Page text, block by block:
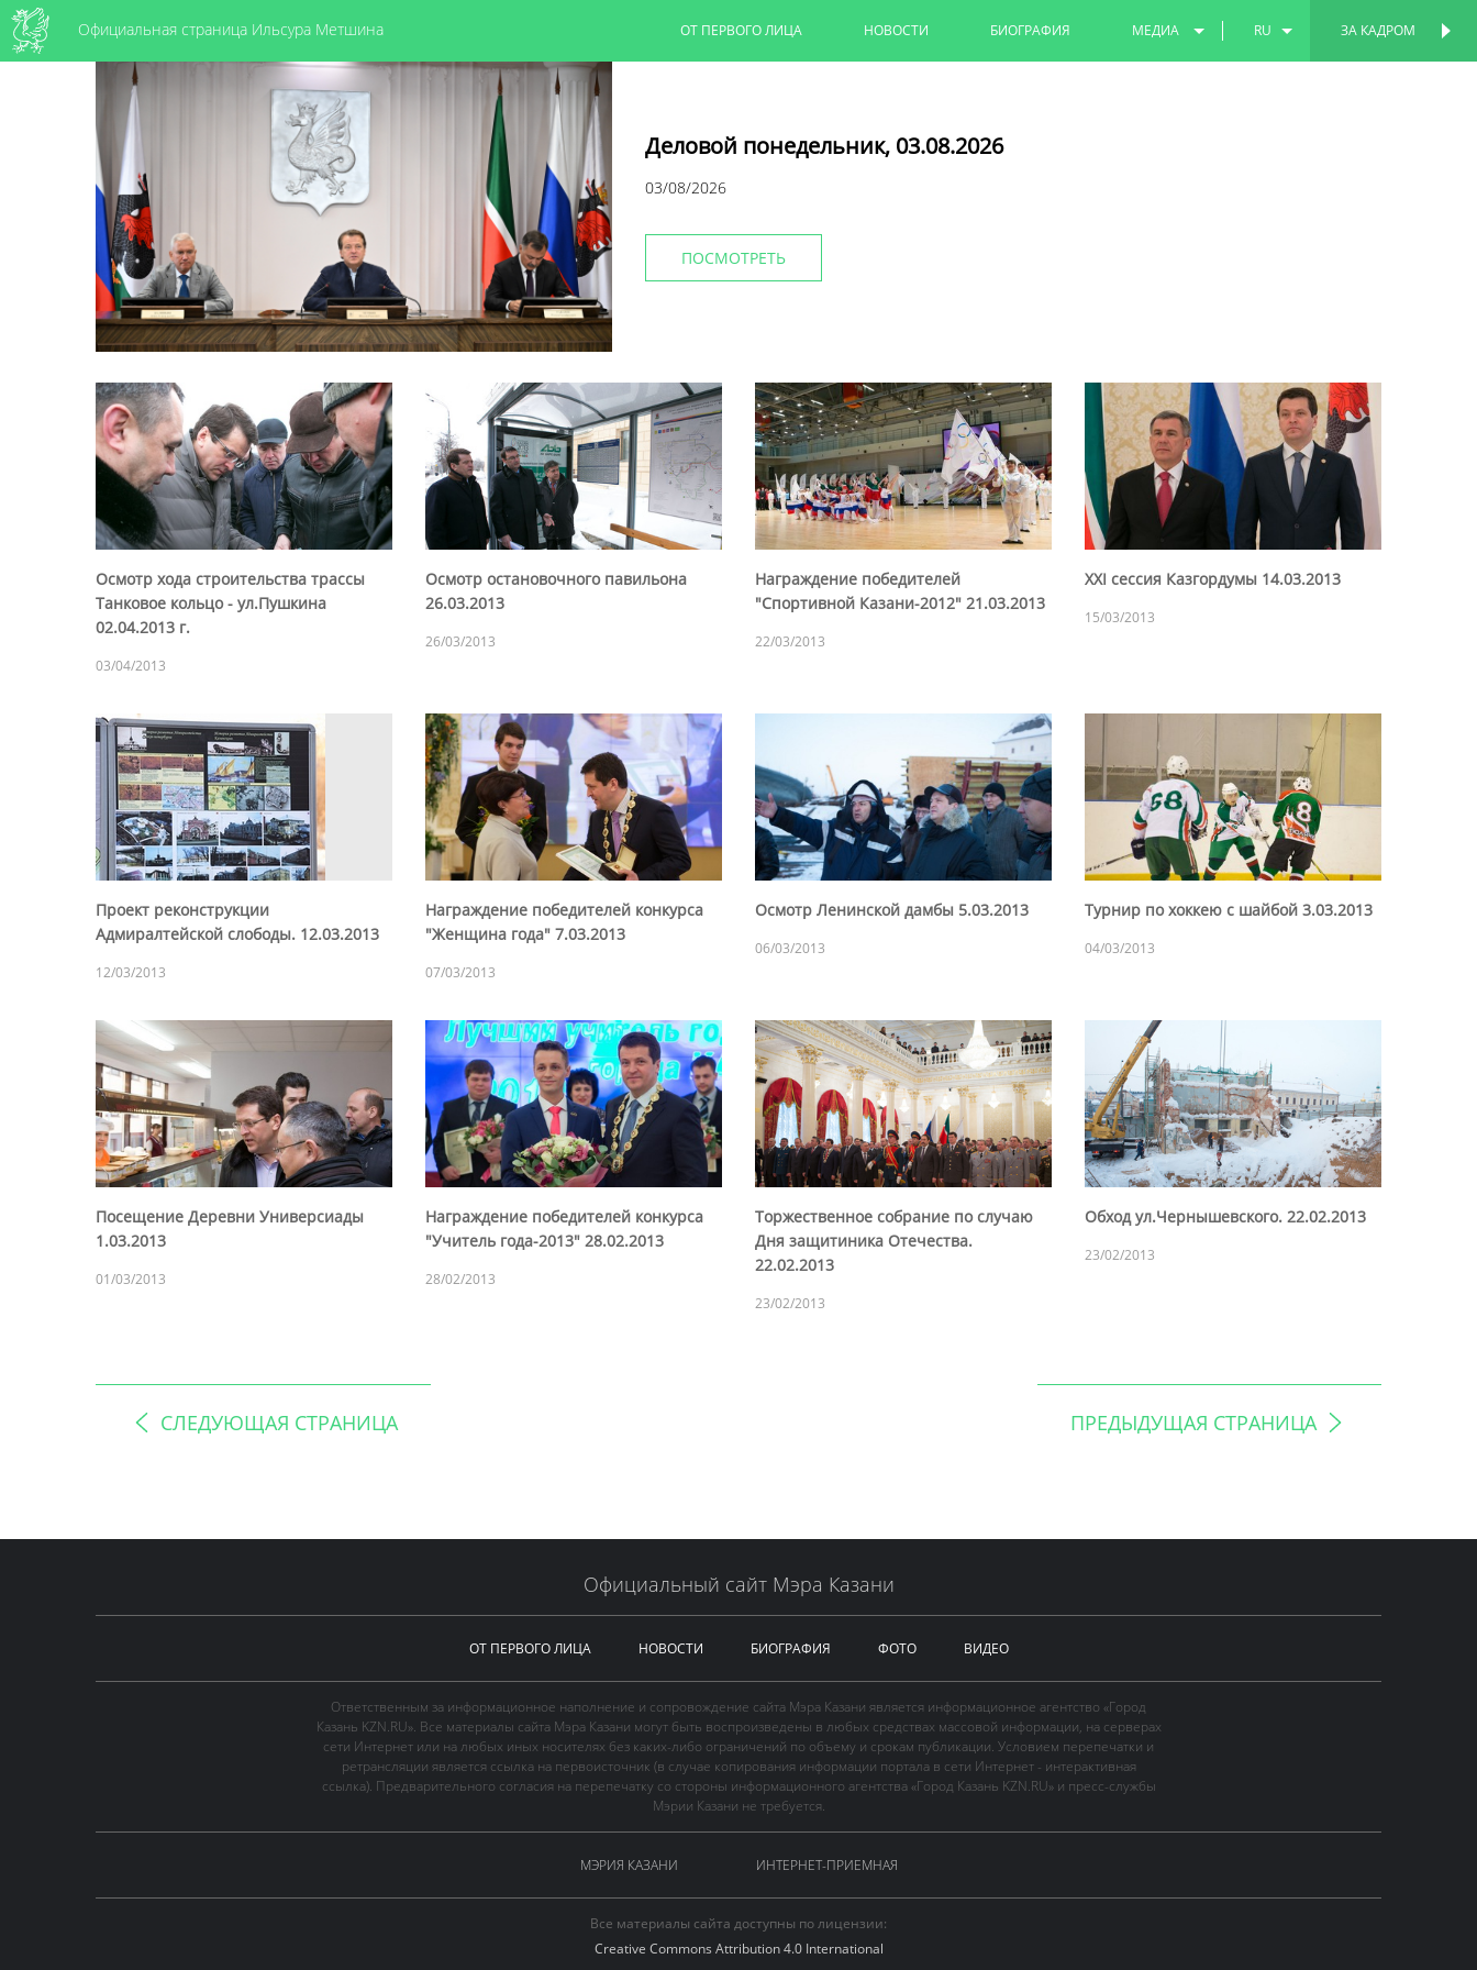
Официальная страница Ильсура Метшина ЗА КАДРОМ
ОТ ПЕРВОГО ЛИЦА НОВОСТИ БИОГРАФИЯ МЕДИА RU
Деловой понедельник, 03.08.2026
03/08/2026
ПОСМОТРЕТЬ
Осмотр хода строительства трассы
Танковое кольцо - ул.Пушкина
02.04.2013 г.
03/04/2013
Осмотр остановочного павильона
26.03.2013
26/03/2013
Награждение победителей
"Спортивной Казани-2012" 21.03.2013
22/03/2013
XXI сессия Казгордумы 14.03.2013
15/03/2013
Проект реконструкции
Адмиралтейской слободы. 12.03.2013
12/03/2013
Награждение победителей конкурса
"Женщина года" 7.03.2013
07/03/2013
Осмотр Ленинской дамбы 5.03.2013
06/03/2013
Турнир по хоккею с шайбой 3.03.2013
04/03/2013
Посещение Деревни Универсиады
1.03.2013
01/03/2013
Награждение победителей конкурса
"Учитель года-2013" 28.02.2013
28/02/2013
Торжественное собрание по случаю
Дня защитиника Отечества.
22.02.2013
23/02/2013
Обход ул.Чернышевского. 22.02.2013
23/02/2013
СЛЕДУЮЩАЯ СТРАНИЦА ПРЕДЫДУЩАЯ СТРАНИЦА
Официальный сайт Мэра Казани
ОТ ПЕРВОГО ЛИЦА НОВОСТИ БИОГРАФИЯ ФОТО ВИДЕО
Ответственным за информационное наполнение и сопровождение сайта Мэра Казани является информационное агентство «Город
Казань KZN.RU». Все материалы сайта Мэра Казани могут быть воспроизведены в любых средствах массовой информации, на серверах
сети Интернет или на любых иных носителях без каких-либо ограничений по объему и срокам публикации. Условием перепечатки и
ретрансляции является ссылка на первоисточник (в случае копирования информации портала в сети Интернет - интерактивная
ссылка). Предварительного согласия на перепечатку со стороны информационного агентства «Город Казань KZN.RU» и пресс-службы
Мэрии Казани не требуется.
МЭРИЯ КАЗАНИ ИНТЕРНЕТ-ПРИЕМНАЯ
Все материалы сайта доступны по лицензии:
Creative Commons Attribution 4.0 International
ПЕРСОНАЛЬНАЯ